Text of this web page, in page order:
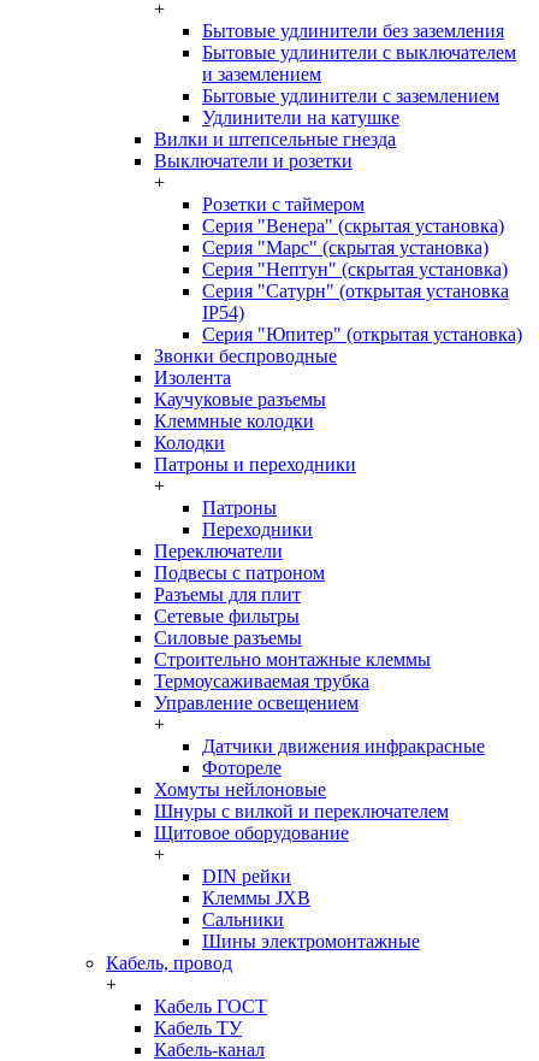
+
Бытовые удлинители без заземления
Бытовые удлинители с выключателем
и заземлением
Бытовые удлинители с заземлением
Удлинители на катушке
Вилки и штепсельные гнезда
Выключатели и розетки
+
Розетки с таймером
Серия "Венера" (скрытая установка)
Серия "Марс" (скрытая установка)
Серия "Нептун" (скрытая установка)
Серия "Сатурн" (открытая установка
IP54)
Серия "Юпитер" (открытая установка)
Звонки беспроводные
Изолента
Каучуковые разъемы
Клеммные колодки
Колодки
Патроны и переходники
+
Патроны
Переходники
Переключатели
Подвесы с патроном
Разъемы для плит
Сетевые фильтры
Силовые разъемы
Строительно монтажные клеммы
Термоусаживаемая трубка
Управление освещением
+
Датчики движения инфракрасные
Фотореле
Хомуты нейлоновые
Шнуры с вилкой и переключателем
Щитовое оборудование
+
DIN рейки
Клеммы JXB
Сальники
Шины электромонтажные
Кабель, провод
+
Кабель ГОСТ
Кабель ТУ
Кабель-канал